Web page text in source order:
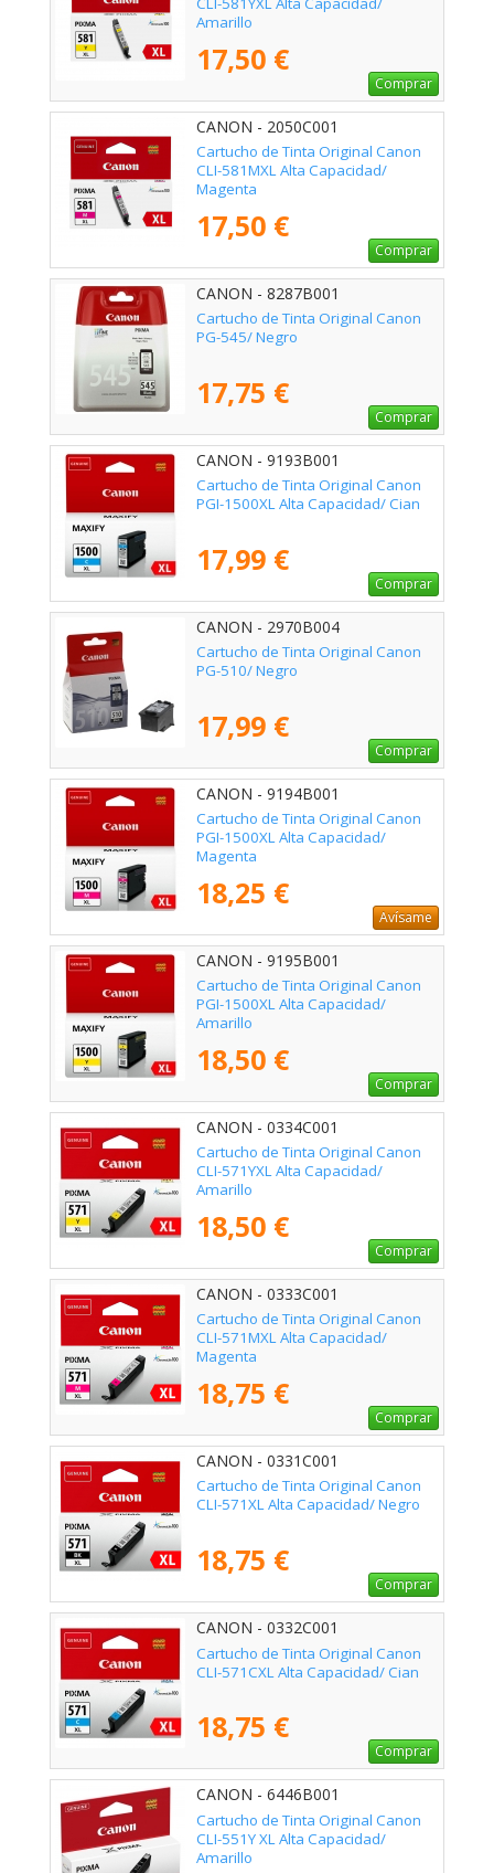
Amarillo
17,50 €
Comprar
CANON - 2050C001
Cartucho de Tinta Original Canon
CLI-581MXL Alta Capacidad/
Magenta
17,50 €
Comprar
CANON - 8287B001
Cartucho de Tinta Original Canon
PG-545/ Negro
17,75 €
Comprar
CANON - 9193B001
Cartucho de Tinta Original Canon
PGI-1500XL Alta Capacidad/ Cian
17,99 €
Comprar
CANON - 2970B004
Cartucho de Tinta Original Canon
PG-510/ Negro
17,99 €
Comprar
CANON - 9194B001
Cartucho de Tinta Original Canon
PGI-1500XL Alta Capacidad/
Magenta
18,25 €
Avísame
CANON - 9195B001
Cartucho de Tinta Original Canon
PGI-1500XL Alta Capacidad/
Amarillo
18,50 €
Comprar
CANON - 0334C001
Cartucho de Tinta Original Canon
CLI-571YXL Alta Capacidad/
Amarillo
18,50 €
Comprar
CANON - 0333C001
Cartucho de Tinta Original Canon
CLI-571MXL Alta Capacidad/
Magenta
18,75 €
Comprar
CANON - 0331C001
Cartucho de Tinta Original Canon
CLI-571XL Alta Capacidad/ Negro
18,75 €
Comprar
CANON - 0332C001
Cartucho de Tinta Original Canon
CLI-571CXL Alta Capacidad/ Cian
18,75 €
Comprar
CANON - 6446B001
Cartucho de Tinta Original Canon
CLI-551Y XL Alta Capacidad/
Amarillo